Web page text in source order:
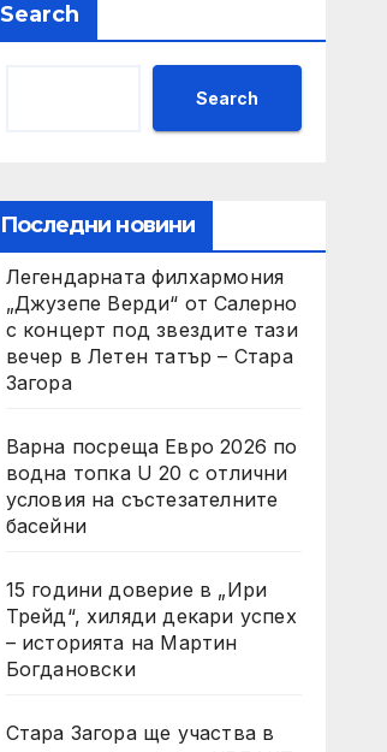
Search
Search
Последни новини
Легендарната филхармония
„Джузепе Верди“ от Салерно
с концерт под звездите тази
вечер в Летен татър – Стара
Загора
Варна посреща Евро 2026 по
водна топка U 20 с отлични
условия на състезателните
басейни
15 години доверие в „Ири
Трейд“, хиляди декари успех
– историята на Мартин
Богдановски
Стара Загора ще участва в